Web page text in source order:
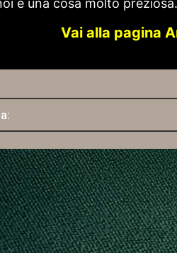
è una cosa molto preziosa.
Vai alla pagina